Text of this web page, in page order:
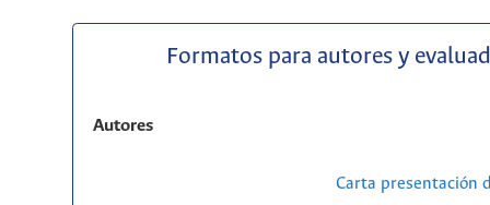
Formatos para autores y
Autores
Carta presentación